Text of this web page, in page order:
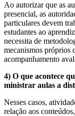
Ao autorizar que as
presencial, as
particulares devem
estudantes ao
necessita de
mecanismos próprios
acompanhamento
4) O que acontece
ministrar aulas a
Nesses casos,
relação aos